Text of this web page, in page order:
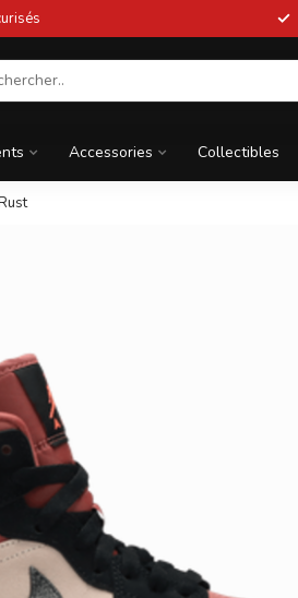
Accessories Collectibles